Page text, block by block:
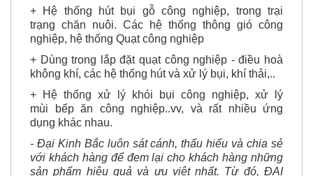
trạng chăn nuôi. Các hệ thống thông gió công
nghiệp, hệ thống Quạt công nghiệp
+ Dùng trong lắp đặt quạt công nghiệp - điều hoà
không khí, các hệ thống hút và xử lý bụi, khí thải,..
+ Hệ thống xử lý khói bụi công nghiệp, xử lý
mùi bếp ăn công nghiệp..vv, và rất nhiều ứng
dụng khác nhau.
- Đại Kinh Bắc luôn sát cánh, thấu hiểu và chia sẻ
với khách hàng để đem lại cho khách hàng những
sản phẩm hiệu quả và ưu việt nhất. Từ đó, ĐẠI
KINH BẮC có được những kinh nghiệm hết sức